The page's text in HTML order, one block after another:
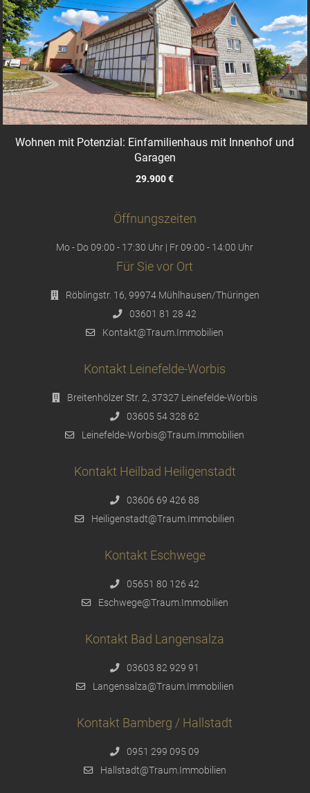
Wohnen mit Potenzial: Einfamilienhaus mit Innenhof und
Garagen
29.900 €
Öffnungszeiten
Mo - Do 09:00 - 17:30 Uhr | Fr 09:00 - 14:00 Uhr
Für Sie vor Ort
Röblingstr. 16, 99974 Mühlhausen/Thüringen
03601 81 28 42
Kontakt@Traum.Immobilien
Kontakt Leinefelde-Worbis
Breitenhölzer Str. 2, 37327 Leinefelde-Worbis
03605 54 328 62
Leinefelde-Worbis@Traum.Immobilien
Kontakt Heilbad Heiligenstadt
03606 69 426 88
Heiligenstadt@Traum.Immobilien
Kontakt Eschwege
05651 80 126 42
Eschwege@Traum.Immobilien
Kontakt Bad Langensalza
03603 82 929 91
Langensalza@Traum.Immobilien
Kontakt Bamberg / Hallstadt
0951 299 095 09
Hallstadt@Traum.Immobilien